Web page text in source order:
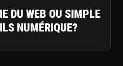
DU WEB OU SIMPLE
NUMÉRIQUE?